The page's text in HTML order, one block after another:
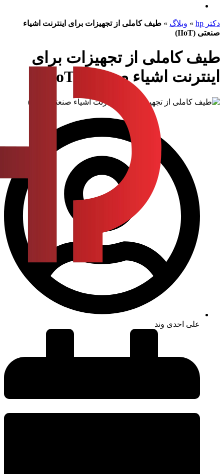
دکتر hp » وبلاگ » طیف کاملی از تجهیزات برای اینترنت اشیاء
صنعتی (IIoT)
طیف کاملی از تجهیزات برای
اینترنت اشیاء صنعتی (IIoT)
علی احدی وند